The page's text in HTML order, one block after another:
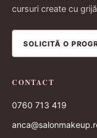
cursuri create cu
SOLICITĂ O
CONTACT
0760 713 419